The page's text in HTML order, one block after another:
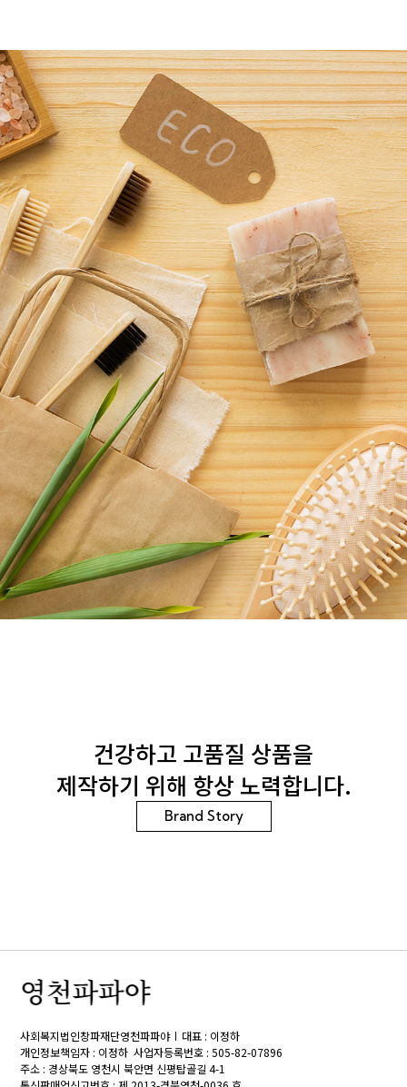
건강하고 고품질 상품을
제작하기 위해 항상 노력합니다.
Brand Story
사회복지법인창파재단영천파파야
대표 : 이정하
개인정보책임자 : 이정하 사업자등록번호 : 505-82-07896
주소 : 경상북도 영천시 북안면 신평탑골길 4-1